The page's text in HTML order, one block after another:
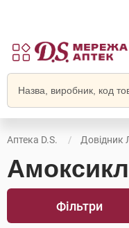
Аптека D.S. Довідник
Фільтри